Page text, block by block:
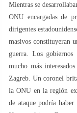
Mientras se
ONU encargadas de
dirigentes
masivos constituyeran
guerra. Los
mucho más
Zagreb. Un coronel
la ONU en la región
de ataque podría